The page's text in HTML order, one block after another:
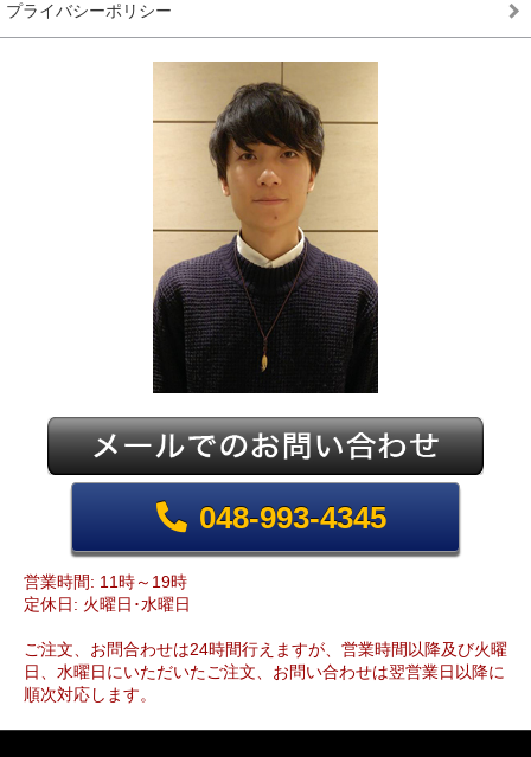
プライバシーポリシー
048-993-4345
営業時間: 11時～19時
定休日: 火曜日･水曜日
ご注文、お問合わせは24時間行えますが、営業時間以降及び火曜
日、水曜日にいただいたご注文、お問い合わせは翌営業日以降に
順次対応します。